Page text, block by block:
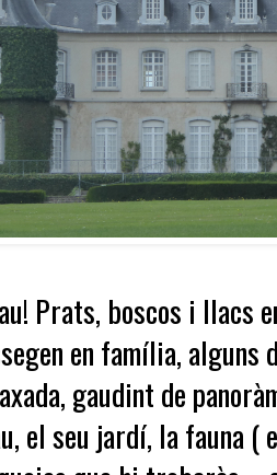
Prats, boscos i llacs
en família,
gaudint de
el seu jardí, la fauna (